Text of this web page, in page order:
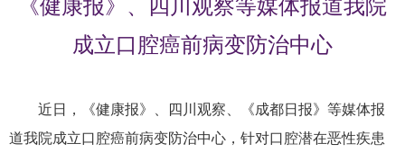
《健康报》、四川观察等媒体报道我院
成立口腔癌前病变防治中心
近日，《健康报》、四川观察、《成都日报》等媒体报
道我院成立口腔癌前病变防治中心，针对口腔潜在恶性疾患